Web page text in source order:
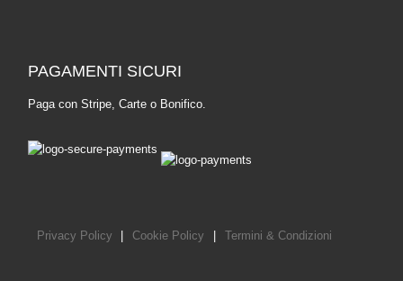
PAGAMENTI SICURI
Paga con Stripe, Carte o Bonifico.
Privacy Policy Cookie Policy Termini & Condizioni